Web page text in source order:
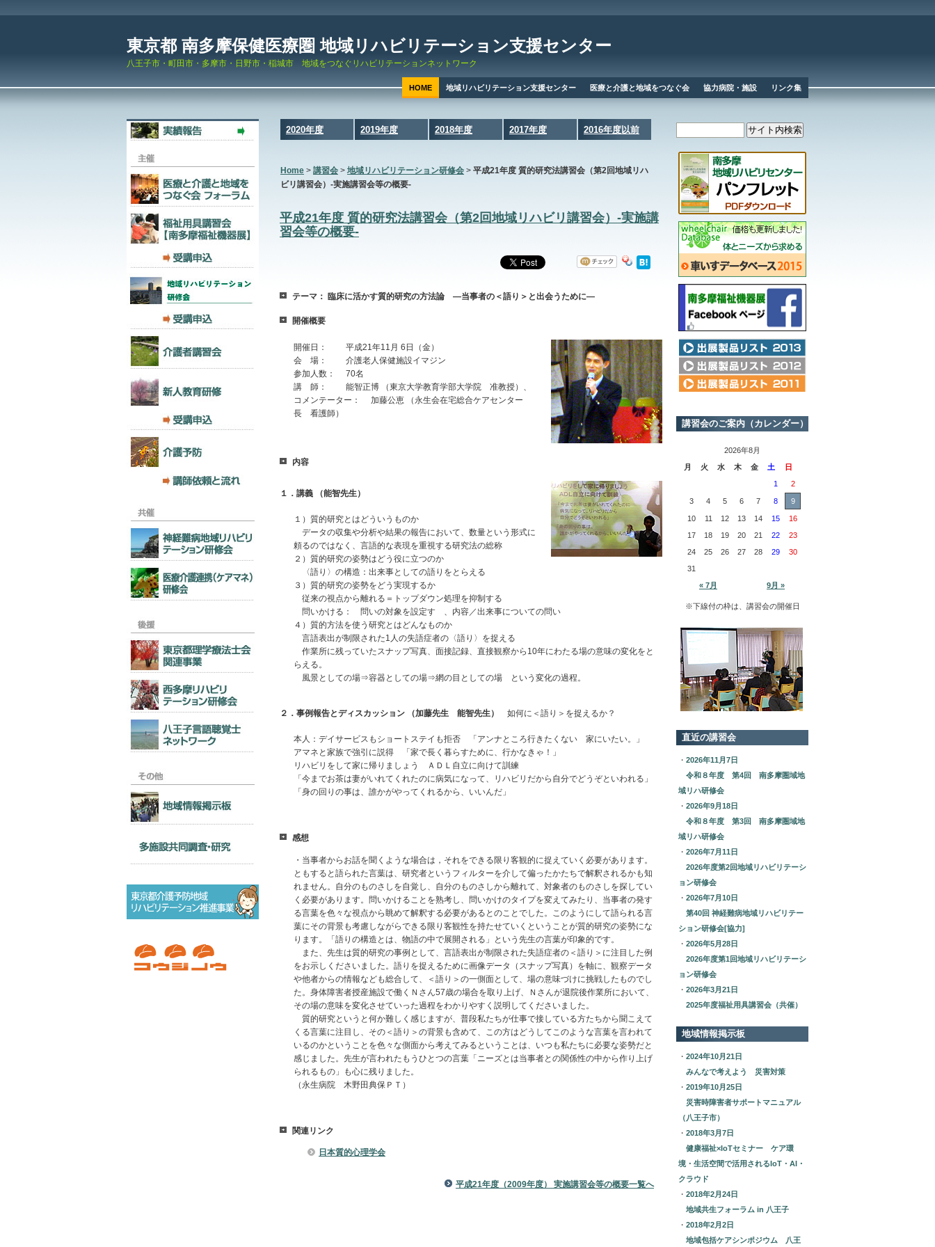
東京都 南多摩保健医療圏 地域リハビリテーション支援センター
八王子市・町田市・多摩市・日野市・稲城市 地域をつなぐリハビリテーションネットワーク
HOME 地域リハビリテーション支援センター 医療と介護と地域をつなぐ会 協力病院・施設 リンク集
2020年度 2019年度 2018年度 2017年度 2016年度以前
Home > 講習会 > 地域リハビリテーション研修会 > 平成21年度 質的研究法講習会（第2回地域リハ
ビリ講習会）-実施講習会等の概要-
平成21年度 質的研究法講習会（第2回地域リハビリ講習会）-実施講
習会等の概要-
テーマ： 臨床に活かす質的研究の方法論 ―当事者の＜語り＞と出会うために―
開催概要
開催日： 平成21年11月 6日（金）
会 場： 介護老人保健施設イマジン
参加人数： 70名
講 師： 能智正博 （東京大学教育学部大学院 准教授）、
コメンテーター： 加藤公恵 （永生会在宅総合ケアセンター
長 看護師）
内容
１．講義 （能智先生）
１）質的研究とはどういうものか
データの収集や分析や結果の報告において、数量という形式に
頼るのではなく、言語的な表現を重視する研究法の総称
２）質的研究の姿勢はどう役に立つのか
〈語り〉の構造：出来事としての語りをとらえる
３）質的研究の姿勢をどう実現するか
従来の視点から離れる＝トップダウン処理を抑制する
問いかける： 問いの対象を設定す 、内容／出来事についての問い
４）質的方法を使う研究とはどんなものか
言語表出が制限された1人の失語症者の〈語り〉を捉える
作業所に残っていたスナップ写真、面接記録、直接観察から10年にわたる場の意味の変化をと
らえる。
風景としての場⇒容器としての場⇒網の目としての場 という変化の過程。
２．事例報告とディスカッション （加藤先生 能智先生） 如何に＜語り＞を捉えるか？
本人：デイサービスもショートステイも拒否 「アンナところ行きたくない 家にいたい。」
アマネと家族で強引に説得 「家で長く暮らすために、行かなきゃ！」
リハビリをして家に帰りましょう ＡＤＬ自立に向けて訓練
「今までお茶は妻がいれてくれたのに病気になって、リハビリだから自分でどうぞといわれる」
「身の回りの事は、誰かがやってくれるから、いいんだ」
感想
・当事者からお話を聞くような場合は，それをできる限り客観的に捉えていく必要があります。
ともすると語られた言葉は、研究者というフィルターを介して偏ったかたちで解釈されるかも知
れません。自分のものさしを自覚し、自分のものさしから離れて、対象者のものさしを探してい
く必要があります。問いかけることを熟考し、問いかけのタイプを変えてみたり、当事者の発す
る言葉を色々な視点から眺めて解釈する必要があるとのことでした。このようにして語られる言
葉にその背景も考慮しながらできる限り客観性を持たせていくということが質的研究の姿勢にな
ります。「語りの構造とは、物語の中で展開される」という先生の言葉が印象的です。
また、先生は質的研究の事例として、言語表出が制限された失語症者の＜語り＞に注目した例
をお示しくださいました。語りを捉えるために画像データ（スナップ写真）を軸に、観察データ
や他者からの情報なども総合して、＜語り＞の一側面として、場の意味づけに挑戦したものでし
た。身体障害者授産施設で働くＮさん57歳の場合を取り上げ、Ｎさんが退院後作業所において、
その場の意味を変化させていった過程をわかりやすく説明してくださいました。
質的研究というと何か難しく感じますが、普段私たちが仕事で接している方たちから聞こえて
くる言葉に注目し、その＜語り＞の背景も含めて、この方はどうしてこのような言葉を言われて
いるのかということを色々な側面から考えてみるということは、いつも私たちに必要な姿勢だと
感じました。先生が言われたもうひとつの言葉「ニーズとは当事者との関係性の中から作り上げ
られるもの」も心に残りました。
（永生病院 木野田典保ＰＴ）
関連リンク
日本質的心理学会
平成21年度（2009年度） 実施講習会等の概要一覧へ
講習会のご案内（カレンダー）
2026年8月
月
火 水 木 金 土 日
« 7月 9月 »
1 2
3 4 5 6 7 8 9
10 11 12 13 14 15
16
17
18 19 20 21 22
23
24
25 26 27 28 29
30
31
※下線付の枠は、講習会の開催日
直近の講習会
・ 2026年11月7日
令和８年度 第4回 南多摩圏域地
域リハ研修会
・ 2026年9月18日
令和８年度 第3回 南多摩圏域地
域リハ研修会
・ 2026年7月11日
2026年度第2回地域リハビリテーシ
ョン研修会
・ 2026年7月10日
第40回 神経難病地域リハビリテー
ション研修会[協力]
・ 2026年5月28日
2026年度第1回地域リハビリテーシ
ョン研修会
・ 2026年3月21日
2025年度福祉用具講習会（共催）
地域情報掲示板
・ 2024年10月21日
みんなで考えよう 災害対策
・ 2019年10月25日
災害時障害者サポートマニュアル
（八王子市）
・ 2018年3月7日
健康福祉×IoTセミナー ケア環
境・生活空間で活用されるIoT・AI・
クラウド
・ 2018年2月24日
地域共生フォーラム in 八王子
・ 2018年2月2日
地域包括ケアシンポジウム 八王